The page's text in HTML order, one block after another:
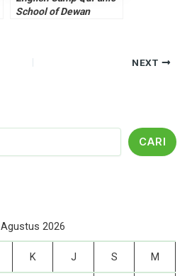
School of Dewan
NEXT
CARI
Agustus 2026
K J S M